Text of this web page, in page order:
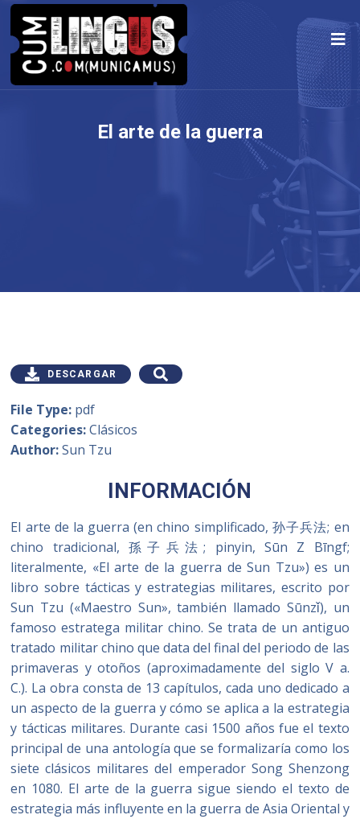
El arte de la guerra
INFORMACIÓN
El arte de la guerra (en chino simplificado, 孙子兵法; en
chino tradicional, 孫子兵法; pinyin, Sūn Z Bīngf;
literalmente, «El arte de la guerra de Sun Tzu») es un
libro sobre tácticas y estrategias militares, escrito por
Sun Tzu («Maestro Sun», también llamado Sūnzǐ), un
famoso estratega militar chino. Se trata de un antiguo
tratado militar chino que data del final del periodo de las
primaveras y otoños (aproximadamente del siglo V a.
C.). La obra consta de 13 capítulos, cada uno dedicado a
un aspecto de la guerra y cómo se aplica a la estrategia
y tácticas militares. Durante casi 1500 años fue el texto
principal de una antología que se formalizaría como los
siete clásicos militares del emperador Song Shenzong
en 1080. El arte de la guerra sigue siendo el texto de
estrategia más influyente en la guerra de Asia Oriental y
DESCARGAR
File Type: pdf
Categories:Clásicos
Author:Sun Tzu